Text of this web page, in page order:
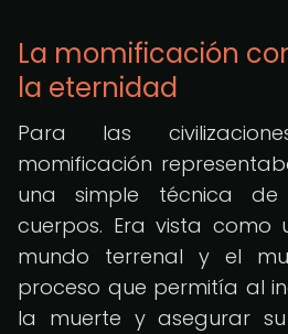
La momificación
la eternidad
Para las
momificación
una simple técnica de
cuerpos. Era vista como
mundo terrenal y el
proceso que permitía al
la muerte y asegurar